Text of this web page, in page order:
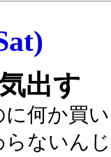
出す
何か買
らないん